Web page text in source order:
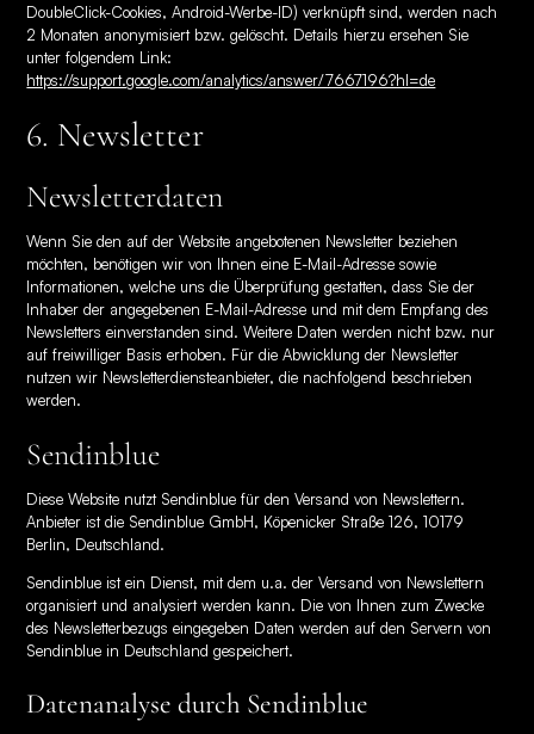
DoubleClick-Cookies, Android-Werbe-ID) verknüpft sind, werden nach
2 Monaten anonymisiert bzw. gelöscht. Details hierzu ersehen Sie
unter folgendem Link:
https://support.google.com/analytics/answer/7667196?hl=de
6. Newsletter
Newsletter­daten
Wenn Sie den auf der Website angebotenen Newsletter beziehen
möchten, benötigen wir von Ihnen eine E-Mail-Adresse sowie
Informationen, welche uns die Überprüfung gestatten, dass Sie der
Inhaber der angegebenen E-Mail-Adresse und mit dem Empfang des
Newsletters einverstanden sind. Weitere Daten werden nicht bzw. nur
auf freiwilliger Basis erhoben. Für die Abwicklung der Newsletter
nutzen wir Newsletterdiensteanbieter, die nachfolgend beschrieben
werden.
Sendinblue
Diese Website nutzt Sendinblue für den Versand von Newslettern.
Anbieter ist die Sendinblue GmbH, Köpenicker Straße 126, 10179
Berlin, Deutschland.
Sendinblue ist ein Dienst, mit dem u.a. der Versand von Newslettern
organisiert und analysiert werden kann. Die von Ihnen zum Zwecke
des Newsletterbezugs eingegeben Daten werden auf den Servern von
Sendinblue in Deutschland gespeichert.
Datenanalyse durch Sendinblue